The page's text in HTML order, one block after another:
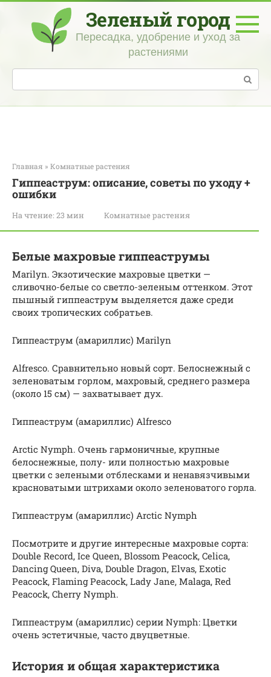
Перейти
контенту
Зеленый город
Пересадка, удобрение и уход за
растениями
Поиск:
Главная » Комнатные растения
Гиппеаструм: описание, советы по уходу +
ошибки
На чтение: 23 мин Комнатные растения
Белые махровые гиппеаструмы
Marilyn. Экзотические махровые цветки —
сливочно-белые со светло-зеленым оттенком. Этот
пышный гиппеаструм выделяется даже среди
своих тропических собратьев.
Гиппеаструм (амариллис) Marilyn
Alfresco. Сравнительно новый сорт. Белоснежный с
зеленоватым горлом, махровый, среднего размера
(около 15 см) — захватывает дух.
Гиппеаструм (амариллис) Alfresco
Arctic Nymph. Очень гармоничные, крупные
белоснежные, полу- или полностью махровые
цветки с зелеными отблесками и ненавязчивыми
красноватыми штрихами около зеленоватого горла.
Гиппеаструм (амариллис) Arctic Nymph
Посмотрите и другие интересные махровые сорта:
Double Record, Ice Queen, Blossom Peacock, Celica,
Dancing Queen, Diva, Double Dragon, Elvas, Exotic
Peacock, Flaming Peacock, Lady Jane, Malaga, Red
Peacock, Cherry Nymph.
Гиппеаструм (амариллис) серии Nymph: Цветки
очень эстетичные, часто двуцветные.
История и общая характеристика